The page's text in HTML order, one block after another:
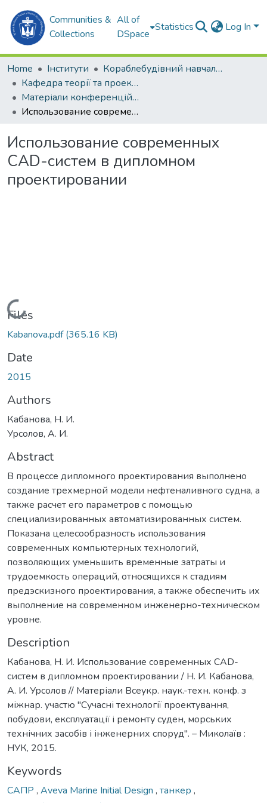
Communities &
Collections
All of
DSpace
Statistics Log In
Home Інститути
Кораблебудівний навчально-науковий інститут (КННІ)
Кафедра теорії та проектування суден (ТПС)
Матеріали конференцій (ТПС)
Использование современных CAD-систем в дипломном проектировании
Использование современных
CAD-систем в дипломном
проектировании
Loading...
Files
Kabanova.pdf(365.16 KB)
Date
2015
Authors
Кабанова, Н. И.
Урсолов, А. И.
Abstract
В процессе дипломного проектирования выполнено
создание трехмерной модели нефтеналивного судна, а
также расчет его параметров с помощью
специализированных автоматизированных систем.
Показана целесообразность использования
современных компьютерных технологий,
позволяющих уменьшить временные затраты и
трудоемкость операций, относящихся к стадиям
предэскизного проектирования, а также обеспечить их
выполнение на современном инженерно-техническом
уровне.
Description
Кабанова, Н. И. Использование современных CAD-
систем в дипломном проектировании / Н. И. Кабанова,
А. И. Урсолов // Матеріали Всеукр. наук.-техн. конф. з
міжнар. участю "Сучасні технології проектування,
побудови, експлуатації і ремонту суден, морських
технічних засобів і інженерних споруд". – Миколаїв :
НУК, 2015.
Keywords
САПР , Aveva Marine Initial Design , танкер ,